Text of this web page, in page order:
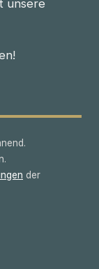
unsere
der